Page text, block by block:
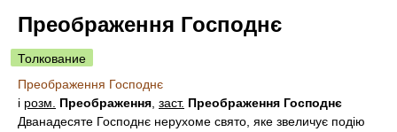
Преображення Господнє
Толкование
Преображення Господнє
і розм. Преображення заст. Преображення Господнє
Дванадесяте Господнє нерухоме свято, яке звеличує подію